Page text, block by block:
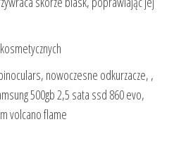
nowoczesne odkurzacze, ,
500gb 2,5 sata ssd 860 evo,
volcano flame